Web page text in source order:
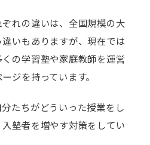
れの違いは、全国規模の大
いもありますが、現在では
の学習塾や家庭教師を運営
ジを持っています。
たちがどういった授業をし
塾者を増やす対策をしてい